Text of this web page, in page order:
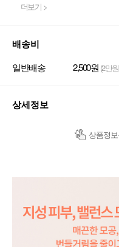
더보기 >
배송비
일반배송 2,500원 (2만
상세정보
상품정